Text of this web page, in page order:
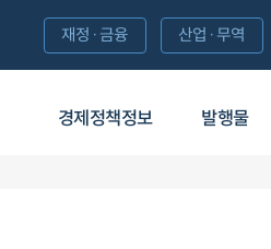
경제정책정보 발행물
재정·금융 산업·무역